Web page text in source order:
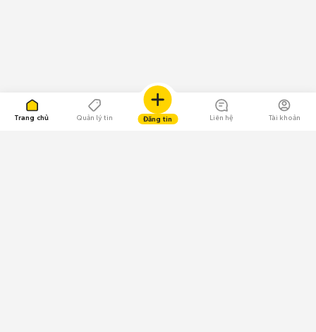
Trang chủ Quản lý tin Đăng tin Liên hệ Tài khoản